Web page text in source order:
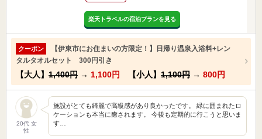
楽天トラベルの宿泊プランを見る
クーポン
【伊東市にお住まいの方限定！】日帰り温泉入浴料+レン
タルタオルセット 300円引き
【大人】 1,400円 → 1,100円 【小人】 1,100円 → 800円
20代 女
性
施設がとても綺麗で高級感があり良かったです。 緑に囲まれたロ
ケーションも本当に癒されます。 今後も定期的に行こうと思いま
す…